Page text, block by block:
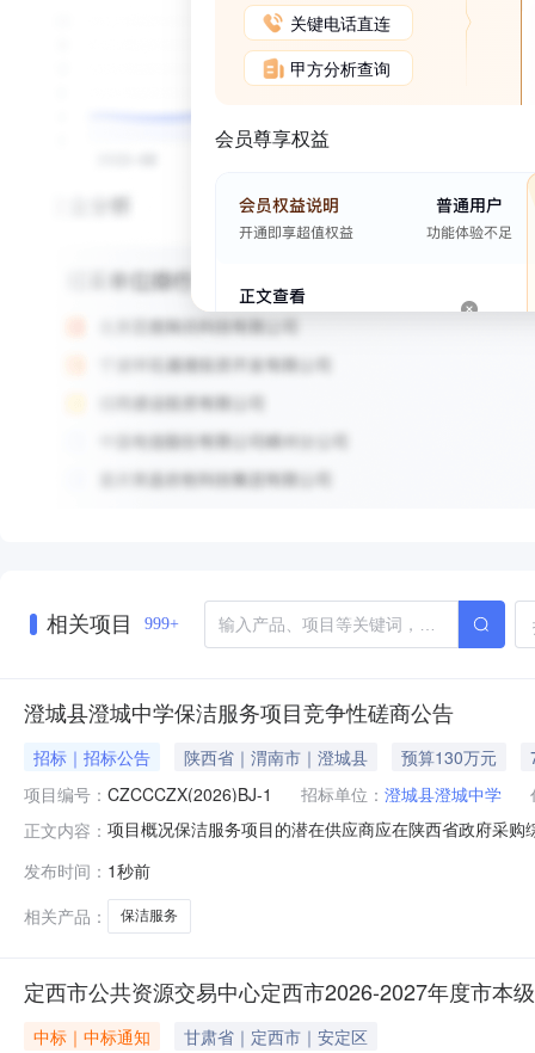
关键电话直连
甲方分析查询
会员尊享权益
相关项目 999+
澄城县澄城中学保洁服务项目竞争性磋商公告
招标｜招标公告 陕西省｜渭南市｜澄城县 预算130万元
项目编号： CZCCCZX(2026)BJ-1 招标单位： 澄城县澄城中学
正文内容： 项目概况保洁服务项目的潜在供应商应在陕西省政府采
附件合同履行期限：采购包1：自合同签订之日起两年本
十二
发布时间： 1秒前
相关产品：
保洁服务
定西市公共资源交易中心定西市2026-2027年度市本
中标｜中标通知
甘肃省｜定西市｜安定区